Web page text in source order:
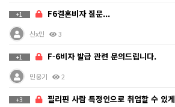
+1 F6결혼비자 질문...
신x민 3
+1 F-6비자 발급 관련 문의드립니다.
민웅기 2
+3 필리핀 사람 특정인으로 취업할 수 있게 오는 방법이 있…